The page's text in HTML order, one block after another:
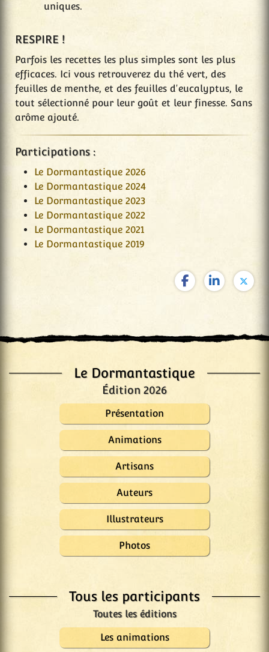
Le Dormantastique
Édition 2026
Présentation
Animations
Artisans
Auteurs
Illustrateurs
Photos
Tous les participants
Les animations
uniques.
RESPIRE !
Parfois les recettes les plus simples sont les plus
efficaces. Ici vous retrouverez du thé vert, des
feuilles de menthe, et des feuilles d'eucalyptus, le
tout sélectionné pour leur goût et leur finesse. Sans
arôme ajouté.
Participations :
Le Dormantastique 2026
Le Dormantastique 2024
Le Dormantastique 2023
Le Dormantastique 2022
Le Dormantastique 2021
Le Dormantastique 2019